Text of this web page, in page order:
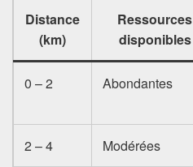
Distance
(km)
Ressources
disponibles
0 – 2 Abondantes
2 – 4 Modérées